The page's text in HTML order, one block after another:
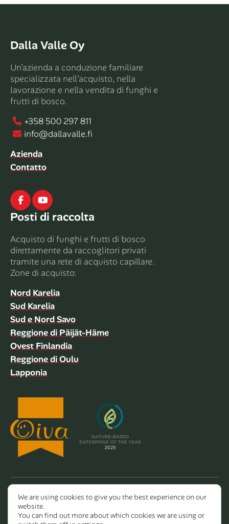
Dalla Valle Oy
Un’azienda a conduzione familiare
specializzata nell’acquisto, nella
lavorazione e nella vendita di funghi e
frutti di bosco.
+358 500 297 811
info@dallavalle.fi
Azienda
Contatto
FacebookYoutube
Posti di raccolta
Acquisto di funghi e frutti di bosco
direttamente da raccoglitori privati ​​
tramite una rete di acquisto capillare.
Zone di acquisto:
Nord Karelia
Sud Karelia
Sud e Nord Savo
Reggione di Päijät-Häme
Ovest Finlandia
Reggione di Oulu
Lapponia
Copyright 2026 Dalla Valle Oy
We are using cookies to give you the best experience on our
website.
You can find out more about which cookies we are using or